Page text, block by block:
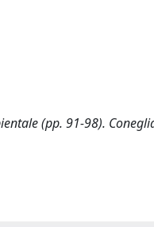
(pp. 91-98).